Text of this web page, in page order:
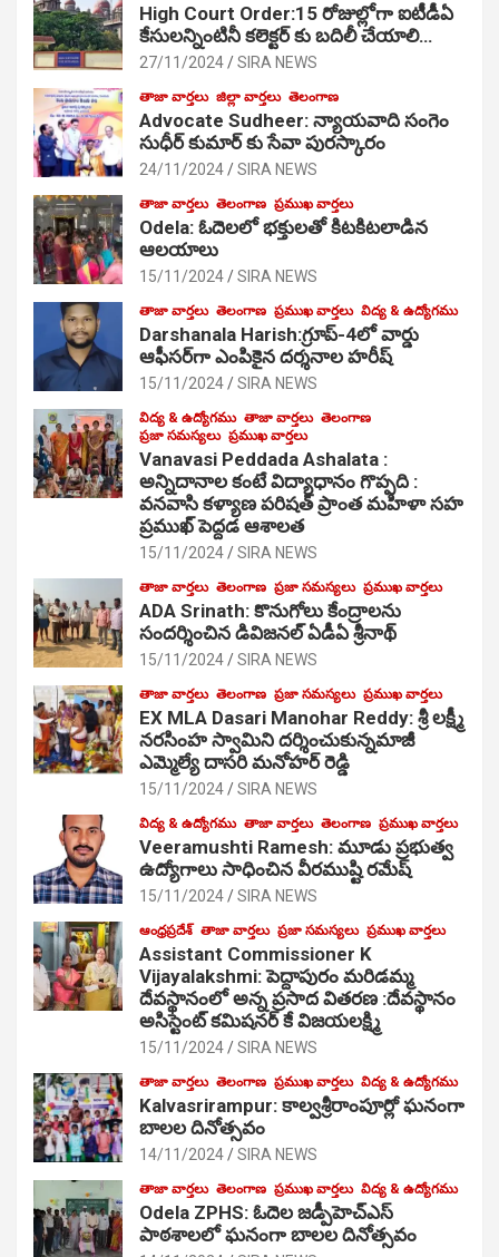
High Court Order:15 రోజుల్లోగా ఐటీడీఏ
కేసులన్నింటినీ కలెక్టర్ కు బదిలీ చేయాలి…
27/11/2024 SIRA NEWS
తాజా వార్తలు జిల్లా వార్తలు తెలంగాణ
Advocate Sudheer: న్యాయవాది సంగెం
సుధీర్ కుమార్ కు సేవా పురస్కారం
24/11/2024 SIRA NEWS
తాజా వార్తలు తెలంగాణ ప్రముఖ వార్తలు
Odela: ఓదెల‌లో భక్తులతో కిటకిటలాడిన
ఆల‌యాలు
15/11/2024 SIRA NEWS
తాజా వార్తలు తెలంగాణ ప్రముఖ వార్తలు విద్య & ఉద్యోగము
Darshanala Harish:గ్రూప్-4లో వార్డు
ఆఫీసర్‌గా ఎంపికైన దర్శనాల హరీష్
15/11/2024 SIRA NEWS
విద్య & ఉద్యోగము తాజా వార్తలు తెలంగాణ
ప్రజా సమస్యలు ప్రముఖ వార్తలు
Vanavasi Peddada Ashalata :
అన్నిదానాల కంటే విద్యాధానం గొప్పది :
వనవాసి కళ్యాణ పరిషత్ ప్రాంత మహిళా సహ
ప్రముఖ్ పెద్దడ ఆశాలత
15/11/2024 SIRA NEWS
తాజా వార్తలు తెలంగాణ ప్రజా సమస్యలు ప్రముఖ వార్తలు
ADA Srinath: కొనుగోలు కేంద్రాల‌ను
సంద‌ర్శించిన డివిజనల్ ఏడీఏ శ్రీనాథ్
15/11/2024 SIRA NEWS
తాజా వార్తలు తెలంగాణ ప్రజా సమస్యలు ప్రముఖ వార్తలు
EX MLA Dasari Manohar Reddy: శ్రీ లక్ష్మీ
నరసింహ స్వామిని దర్శించుకున్నమాజీ
ఎమ్మెల్యే దాసరి మనోహర్ రెడ్డి
15/11/2024 SIRA NEWS
విద్య & ఉద్యోగము తాజా వార్తలు తెలంగాణ ప్రముఖ వార్తలు
Veeramushti Ramesh: మూడు ప్రభుత్వ
ఉద్యోగాలు సాధించిన వీరముష్టి రమేష్
15/11/2024 SIRA NEWS
ఆంధ్రప్రదేశ్ తాజా వార్తలు ప్రజా సమస్యలు ప్రముఖ వార్తలు
Assistant Commissioner K
Vijayalakshmi: పెద్దాపురం మరిడమ్మ
దేవస్థానంలో అన్న ప్రసాద వితరణ :దేవస్థానం
అసిస్టెంట్ కమిషనర్ కే విజయలక్ష్మి
15/11/2024 SIRA NEWS
తాజా వార్తలు తెలంగాణ ప్రముఖ వార్తలు విద్య & ఉద్యోగము
Kalvasrirampur: కాల్వశ్రీరాంపూర్లో ఘనంగా
బాలల దినోత్సవం
14/11/2024 SIRA NEWS
తాజా వార్తలు తెలంగాణ ప్రముఖ వార్తలు విద్య & ఉద్యోగము
Odela ZPHS: ఓదెల జ‌డ్పీహెచ్ఎస్
పాఠ‌శాల‌లో ఘనంగా బాలల దినోత్సవం